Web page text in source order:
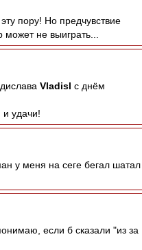
пору! Но предчувствие
не выиграть...
Vladisl с днём
удачи!
у меня на сеге бегал шатал
если б сказали "из за